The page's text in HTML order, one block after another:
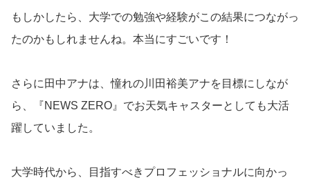
もしかしたら、大学での勉強や経験がこの結果につながっ
たのかもしれませんね。本当にすごいです！
さらに田中アナは、憧れの川田裕美アナを目標にしなが
ら、『NEWS ZERO』でお天気キャスターとしても大活
躍していました。
大学時代から、目指すべきプロフェッショナルに向かっ